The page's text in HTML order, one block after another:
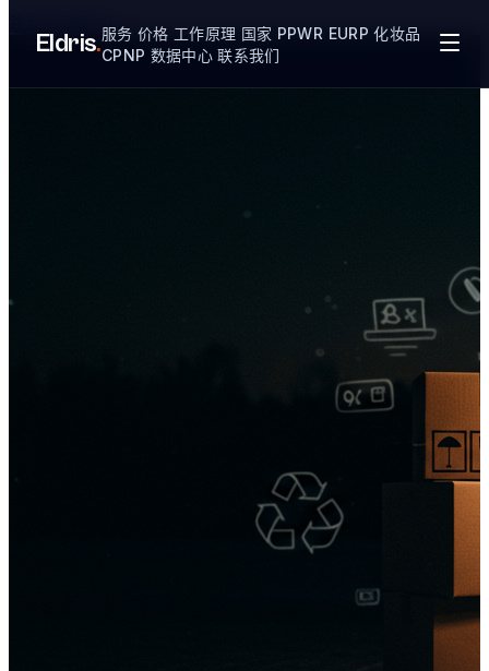
跳至主要内容
Eldris.服务 价格 工作原理 国家 PPWR EURP化妆品
CPNP 数据中心联系我们